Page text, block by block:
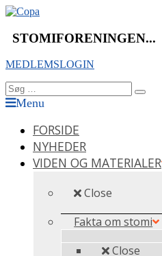
Videre
indhold
STOMIFORENINGEN...
MEDLEMSLOGIN
Søg
efter:
Søg
Menu
FORSIDE
NYHEDER
VIDEN OG MATERIALER
Close
Fakta om stomi
Close